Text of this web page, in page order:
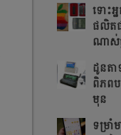
ទោះអ្
ផលិត
ណាស់
ដូនតា
ពិភពប
មុន
ទម្រាំ